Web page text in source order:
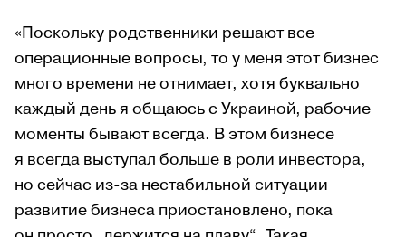
«Поскольку родственники решают все
операционные вопросы, то у меня этот бизнес
много времени не отнимает, хотя буквально
каждый день я общаюсь с Украиной, рабочие
моменты бывают всегда. В этом бизнесе
я всегда выступал больше в роли инвестора,
но сейчас из-за нестабильной ситуации
развитие бизнеса приостановлено, пока